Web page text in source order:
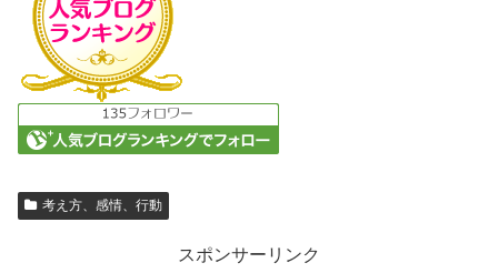
考え方、感情、行動
スポンサーリンク